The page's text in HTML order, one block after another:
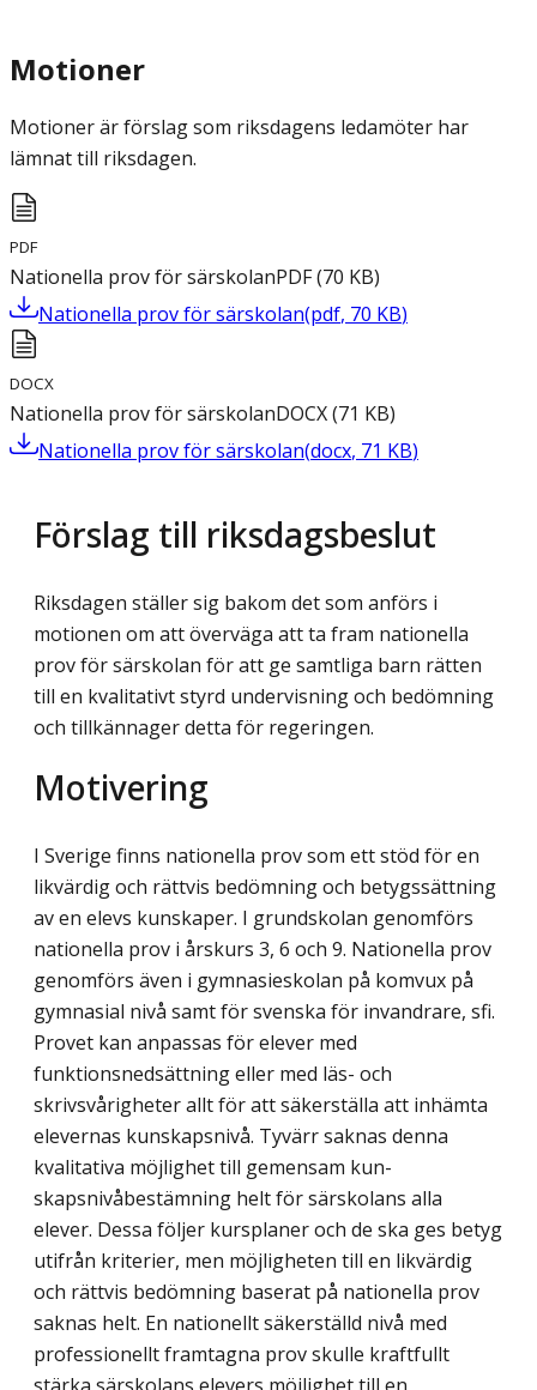
Motioner
Motioner är förslag som riksdagens ledamöter har
lämnat till riksdagen.
PDF
Nationella prov för särskolanPDF(70 KB)
Nationella prov för särskolan(pdf, 70 KB)
DOCX
Nationella prov för särskolanDOCX(71 KB)
Nationella prov för särskolan(docx, 71 KB)
Förslag till riksdagsbeslut
Riksdagen ställer sig bakom det som anförs i
motionen om att överväga att ta fram nationella
prov för särskolan för att ge samtliga barn rätten
till en kvalitativt styrd undervisning och bedömning
och tillkännager detta för regeringen.
Motivering
I Sverige finns nationella prov som ett stöd för en
likvärdig och rättvis bedömning och betygssättning
av en elevs kunskaper. I grundskolan genomförs
nationella prov i årskurs 3, 6 och 9. Nationella prov
genomförs även i gymnasieskolan på komvux på
gymnasial nivå samt för svenska för invandrare, sfi.
Provet kan anpassas för elever med
funktionsnedsättning eller med läs- och
skrivsvårigheter allt för att säkerställa att inhämta
elevernas kunskapsnivå. Tyvärr saknas denna
kvalitativa möjlighet till gemensam kun­
skapsnivåbestämning helt för särskolans alla
elever. Dessa följer kursplaner och de ska ges betyg
utifrån kriterier, men möjligheten till en likvärdig
och rättvis bedömning baserat på nationella prov
saknas helt. En nationellt säkerställd nivå med
professionellt framtagna prov skulle kraftfullt